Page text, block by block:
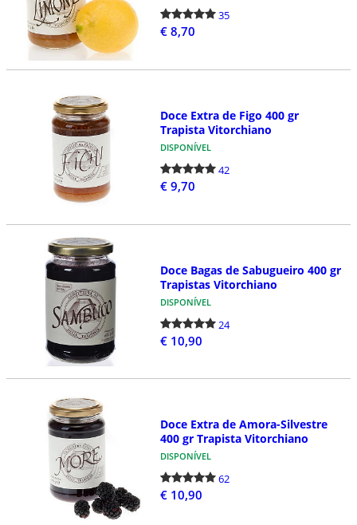
35
€ 8,70
Doce Extra de Figo 400 gr
Trapista Vitorchiano
DISPONÍVEL
42
€ 9,70
Doce Bagas de Sabugueiro 400 gr
Trapistas Vitorchiano
DISPONÍVEL
24
€ 10,90
Doce Extra de Amora-Silvestre
400 gr Trapista Vitorchiano
DISPONÍVEL
62
€ 10,90